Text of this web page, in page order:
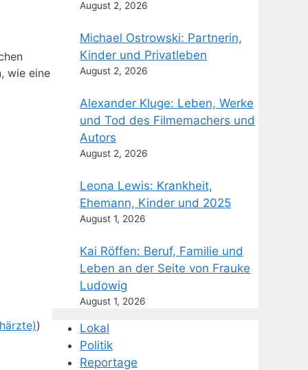
wie eine
)
August 2, 2026
Michael Ostrowski: Partnerin,
Kinder und Privatleben
August 2, 2026
Alexander Kluge: Leben, Werke
und Tod des Filmemachers und
Autors
August 2, 2026
Leona Lewis: Krankheit,
Ehemann, Kinder und 2025
August 1, 2026
Kai Röffen: Beruf, Familie und
Leben an der Seite von Frauke
Ludowig
August 1, 2026
Lokal
Politik
Reportage